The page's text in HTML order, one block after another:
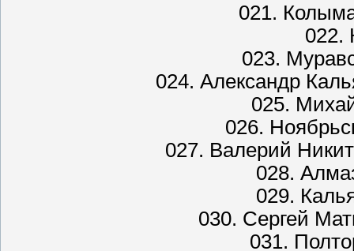
021.
022.
023.
024. Александр
025.
026.
027. Валерий
028.
029.
030. Сергей
031.